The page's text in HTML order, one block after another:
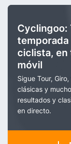
Cyclingoo:
temporada
ciclista, en
móvil
Sigue Tour,
clásicas y
resultados y
en directo.